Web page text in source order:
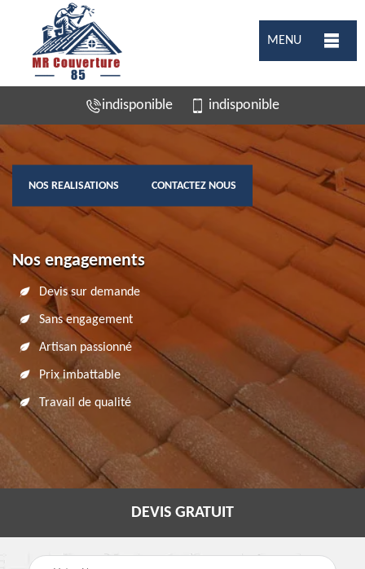
MENU
indisponible indisponible
NOS REALISATIONS CONTACTEZ NOUS
Nos engagements
Devis sur demande
Sans engagement
Artisan passionné
Prix imbattable
Travail de qualité
DEVIS GRATUIT